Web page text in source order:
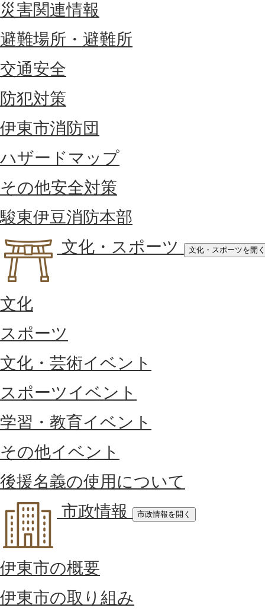
災害関連情報
避難場所・避難所
交通安全
防犯対策
伊東市消防団
ハザードマップ
その他安全対策
駿東伊豆消防本部
文化・スポーツ
文化・スポーツを開く
文化
スポーツ
文化・芸術イベント
スポーツイベント
学習・教育イベント
その他イベント
後援名義の使用について
市政情報
市政情報を開く
伊東市の概要
伊東市の取り組み